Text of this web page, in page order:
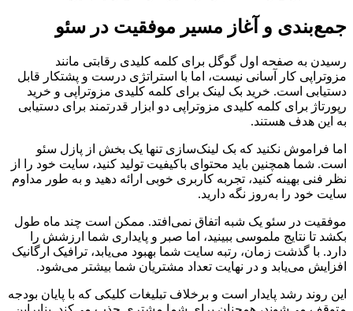
جمع‌بندی و آغاز مسیر موفقیت در سئو
رسیدن به صفحه اول گوگل برای کلمه کلیدی رقابتی مانند
مزوتراپی کار آسانی نیست، اما با استراتژی درست و پشتکار قابل
دستیابی است. خرید بک لینک برای کلمه کلیدی مزوتراپی و خرید
رپورتاژ برای کلمه کلیدی مزوتراپی دو ابزار قدرتمند برای دستیابی
به این هدف هستند.
اما فراموش نکنید که بک لینک‌سازی تنها یک بخش از پازل سئو
است. شما همچنین باید محتوای باکیفیت تولید کنید، سایت خود را از
نظر فنی بهینه کنید، تجربه کاربری خوبی ارائه دهید و به طور مداوم
سایت خود را به‌روز نگه دارید.
موفقیت در سئو یک شبه اتفاق نمی‌افتد. ممکن است چند ماه طول
بکشد تا نتایج ملموسی ببینید، اما صبر و پایداری شما ارزشش را
دارد. با گذشت زمان، رتبه سایت شما بهبود می‌یابد، ترافیک ارگانیک
افزایش می‌یابد و در نهایت تعداد مشتریان شما بیشتر می‌شود.
این روند رشد پایدار است و برخلاف تبلیغات کلیکی که با پایان بودجه